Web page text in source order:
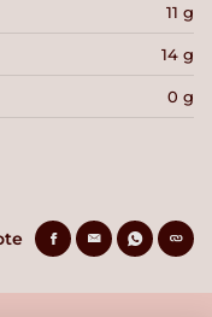
11 g
14 g
0 g